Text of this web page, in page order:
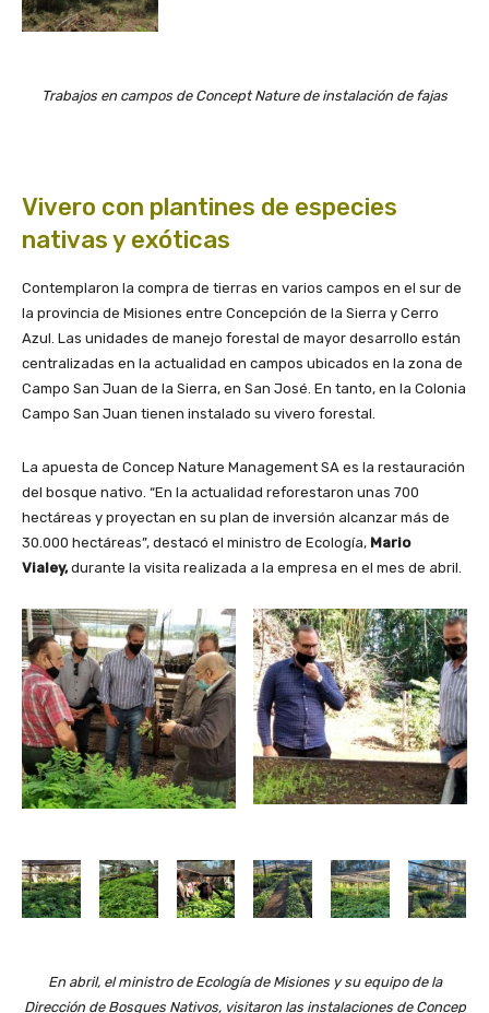
Trabajos en campos de Concept Nature de instalación de fajas
Vivero con plantines de especies
nativas y exóticas
Contemplaron la compra de tierras en varios campos en el sur de
la provincia de Misiones entre Concepción de la Sierra y Cerro
Azul. Las unidades de manejo forestal de mayor desarrollo están
centralizadas en la actualidad en campos ubicados en la zona de
Campo San Juan de la Sierra, en San José. En tanto, en la Colonia
Campo San Juan tienen instalado su vivero forestal.
La apuesta de Concep Nature Management SA es la restauración
del bosque nativo. “En la actualidad reforestaron unas 700
hectáreas y proyectan en su plan de inversión alcanzar más de
30.000 hectáreas”, destacó el ministro de Ecología, Mario
Vialey,durante la visita realizada a la empresa en el mes de abril.
En abril, el ministro de Ecología de Misiones y su equipo de la
Dirección de Bosques Nativos, visitaron las instalaciones de Concep